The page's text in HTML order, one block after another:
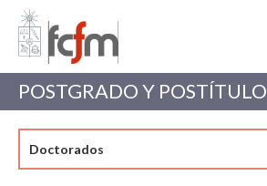
Estudiantes
Académicas/os
POSTGRADO Y POSTÍTULO
Doctorados